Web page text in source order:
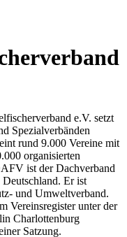
e.V. setzt
Spezialverbänden
rund 9.000 Vereine mit
organisierten
ist der Dachverband
Er ist
und Umweltverband.
Vereinsregister unter der
Charlottenburg
Satzung.